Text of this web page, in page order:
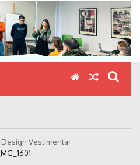
Design Vestimentar
_MG_1601